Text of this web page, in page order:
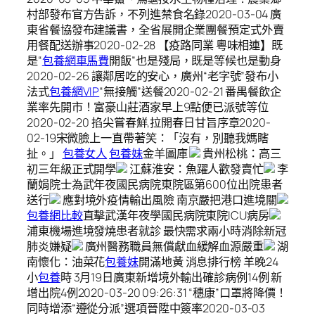
村部發布官方告訴，不列進禁食名錄2020-03-04 廣
東省餐協發布建議書，全省展開企業團餐預定式外賣
用餐配送辦事2020-02-28 【疫路同業 粵味相連】既
是“包養網車馬費開飯”也是殘局，既是等候也是動身
2020-02-26 讓鄰居吃的安心，廣州“老字號”發布小
法式包養網VIP“無接觸”送餐2020-02-21 番禺餐飲企
業率先開市！富豪山莊酒家早上9點便已派號等位
2020-02-20 掐尖嘗春鮮,拉開春日甘旨序章2020-
02-19宋微臉上一直帶著笑：「沒有，別聽我媽瞎
扯。」 包養女人包養妹金羊圖庫
貴州松桃：高三
初三年級正式開學
江蘇淮安：魚躍人歡發賣忙
李
蘭娟院士為武年夜國民病院東院區第600位出院患者
送行
應對境外疫情輸出風險 南京嚴把港口進境關
包養網比較直擊武漢年夜學國民病院東院ICU病房
浦東機場進境發燒患者就診 最快需求兩小時消除新冠
肺炎嫌疑
廣州醫務職員無償獻血緩解血源嚴重
湖
南懷化：油菜花包養妹開滿地黃 消息排行榜 羊晚24
小包養時 3月19日廣東新增境外輸出確診病例14例 新
增出院4例2020-03-20 09:26:31 “穗康”口罩將降價！
同時增添“遵從分派”選項晉陞中簽率2020-03-03